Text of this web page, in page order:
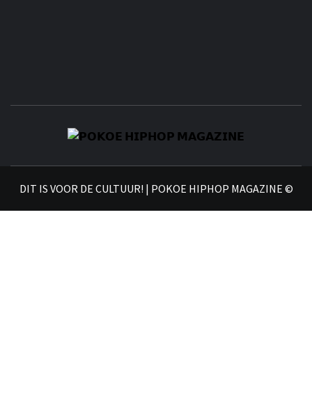
DIT IS VOOR DE CULTUUR! | POKOE HIPHOP MAGAZINE ©